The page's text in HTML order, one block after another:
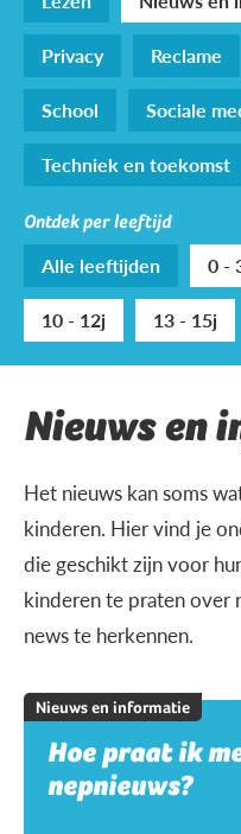
Privacy
Reclame
School
Sociale
Techniek en toekomst
Ontdek per leeftijd
Alle leeftijden 0 -
10 - 12j
13 - 15j
Nieuws en
Het nieuws kan soms
kinderen. Hier vind je
die geschikt zijn voor
kinderen te praten over
news te herkennen.
Nieuws en informatie
Hoe praat ik
nepnieuws?